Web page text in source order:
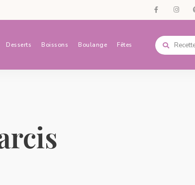
Desserts Boissons Boulange Fêtes